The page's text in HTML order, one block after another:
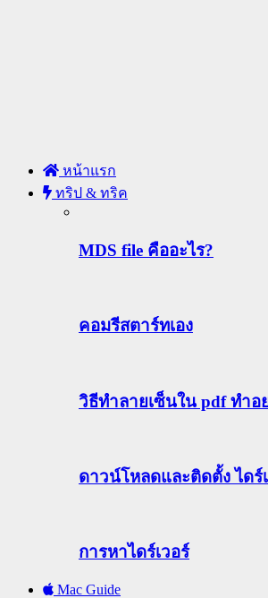
หน้าแรก
ทริป & ทริค
MDS file คืออะไร?
คอมรีสตาร์ทเอง
วิธีทําลายเซ็นใน pdf ทำอ
ดาวน์โหลดและติดตั้ง ไดร์
การหาไดร์เวอร์
Mac Guide